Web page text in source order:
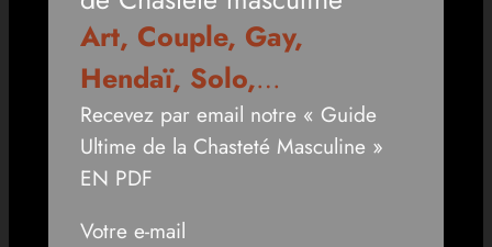
Art, Couple, Gay,
Hendaï, Solo,…
Recevez par email notre « Guide
Ultime de la Chasteté Masculine »
EN PDF
Votre e-mail